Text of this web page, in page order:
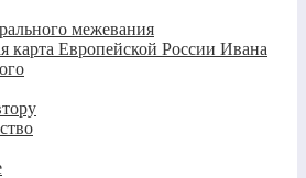
межевания
карта Европейской России Ивана